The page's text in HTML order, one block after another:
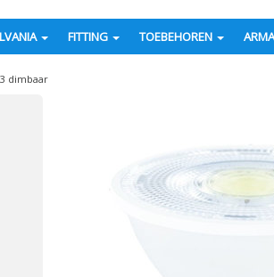
FITTING TOEBEHOREN
dimbaar